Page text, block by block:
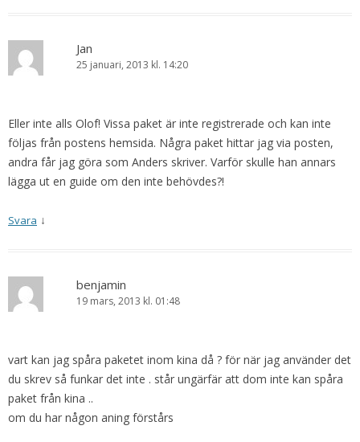
Jan
25 januari, 2013 kl. 14:20
Eller inte alls Olof! Vissa paket är inte registrerade och kan inte
följas från postens hemsida. Några paket hittar jag via posten,
andra får jag göra som Anders skriver. Varför skulle han annars
lägga ut en guide om den inte behövdes?!
Svara ↓
benjamin
19 mars, 2013 kl. 01:48
vart kan jag spåra paketet inom kina då ? för när jag använder det
du skrev så funkar det inte . står ungärfär att dom inte kan spåra
paket från kina ..
om du har någon aning förstårs